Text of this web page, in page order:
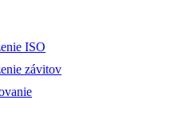
ISO
závitov